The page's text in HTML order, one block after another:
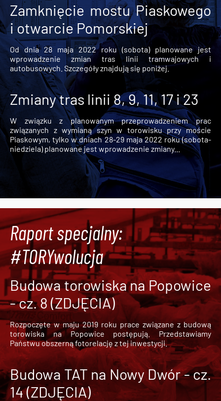
Zamknięcie mostu Piaskowego
i otwarcie Pomorskiej
Od dnia 28 maja 2022 roku (sobota) planowane jest
wprowadzenie zmian tras linii tramwajowych i
autobusowych. Szczegóły znajdują się poniżej.
Zmiany tras linii 8, 9, 11, 17 i 23
W związku z planowanym przeprowadzeniem prac
związanych z wymianą szyn w torowisku przy moście
Piaskowym, tylko w dniach 28-29 maja 2022 roku (sobota-
niedziela) planowane jest wprowadzenie zmiany...
Raport specjalny:
#TORYwolucja
Budowa torowiska na Popowice
- cz. 8 (ZDJĘCIA)
Rozpoczęte w maju 2019 roku prace związane z budową
torowiska na Popowice
postępują. Przedstawiamy
Państwu obszerną fotorelację z tej inwestycji.
Budowa TAT na Nowy Dwór - cz.
14 (ZDJĘCIA)